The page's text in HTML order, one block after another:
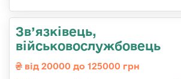
Зв’язківець,
військовослужбовець
від 20000 до 125000 грн